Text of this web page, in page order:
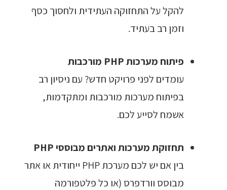
להקל על התחזוקה העתידית ולחסוך כסף
וזמן רב בעתיד.
פיתוח מערכות PHP מורכבות
עומדים לפני פרויקט חדש? עם ניסיון רב
בפיתוח מערכות מורכבות ומתקדמות,
אשמח לסייע לכם.
תחזוקת מערכות ואתרים מבוססי PHP
בין אם יש לכם מערכת PHP ייחודית או אתר
מבוסס וורדפרס (או כל פלטפורמה